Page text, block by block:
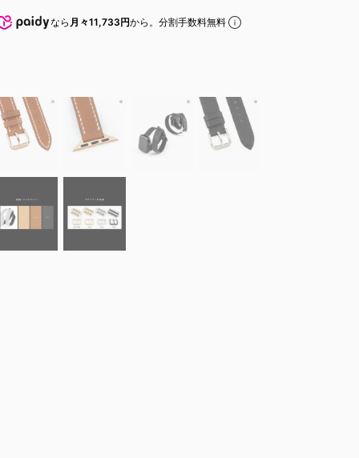
なら 月々11,733円から。分割手数料無料
プルウォッチバンド “Double Strap”
面（ノヴォナッパ）：Gold、糸色：生成色、裏面（ツェルマット）：
表面（ノヴォナッパ）：Gold、糸色：生成色、裏面（ツェル
表面（ノヴォナッパ）：Gold、糸色：生成色、
表面（ノヴォナッパ）：Noir、糸